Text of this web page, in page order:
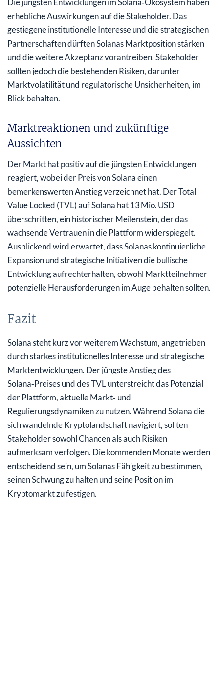
Die jüngsten Entwicklungen im Solana‑Ökosystem haben
erhebliche Auswirkungen auf die Stakeholder. Das
gestiegene institutionelle Interesse und die strategischen
Partnerschaften dürften Solanas Marktposition stärken
und die weitere Akzeptanz vorantreiben. Stakeholder
sollten jedoch die bestehenden Risiken, darunter
Marktvolatilität und regulatorische Unsicherheiten, im
Blick behalten.
Marktreaktionen und zukünftige
Aussichten
Der Markt hat positiv auf die jüngsten Entwicklungen
reagiert, wobei der Preis von Solana einen
bemerkenswerten Anstieg verzeichnet hat. Der Total
Value Locked (TVL) auf Solana hat 13 Mio. USD
überschritten, ein historischer Meilenstein, der das
wachsende Vertrauen in die Plattform widerspiegelt.
Ausblickend wird erwartet, dass Solanas kontinuierliche
Expansion und strategische Initiativen die bullische
Entwicklung aufrechterhalten, obwohl Marktteilnehmer
potenzielle Herausforderungen im Auge behalten sollten.
Fazit
Solana steht kurz vor weiterem Wachstum, angetrieben
durch starkes institutionelles Interesse und strategische
Marktentwicklungen. Der jüngste Anstieg des
Solana‑Preises und des TVL unterstreicht das Potenzial
der Plattform, aktuelle Markt‑ und
Regulierungsdynamiken zu nutzen. Während Solana die
sich wandelnde Kryptolandschaft navigiert, sollten
Stakeholder sowohl Chancen als auch Risiken
aufmerksam verfolgen. Die kommenden Monate werden
entscheidend sein, um Solanas Fähigkeit zu bestimmen,
seinen Schwung zu halten und seine Position im
Kryptomarkt zu festigen.